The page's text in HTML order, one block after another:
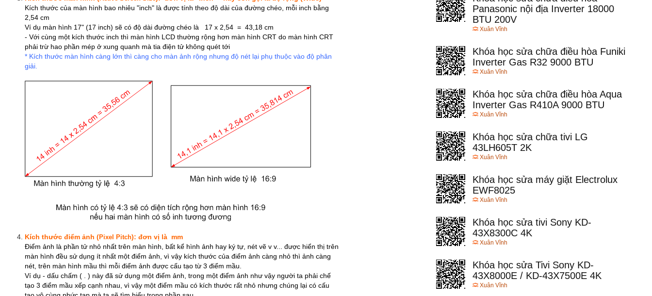
Kích thước của màn hình bao nhiêu "inch" là được tính theo độ dài của đường chéo, mỗi inch bằng
2,54 cm
Ví dụ màn hình 17" (17 inch) sẽ có độ dài đường chéo là 17 x 2,54 = 43,18 cm
- Với cùng một kích thước inch thì màn hình LCD thường rộng hơn màn hình CRT do màn hình CRT
phải trừ hao phần mép ở xung quanh mà tia điện tử không quét tới
* Kích thước màn hình càng lớn thì càng cho màn ảnh rộng nhưng độ nét lại phụ thuộc vào độ phân
giải.
Kích thước điểm ảnh (Pixel Pitch): đơn vị là mm
Điểm ảnh là phần tử nhỏ nhất trên màn hình, bất kể hình ảnh hay ký tự, nét vẽ v v... được hiển thị trên
màn hình đều sử dụng ít nhất một điểm ảnh, vì vậy kích thước của điểm ảnh càng nhỏ thì ảnh càng
nét, trên màn hình mầu thì mỗi điểm ảnh được cấu tạo từ 3 điểm mầu.
Ví dụ - dấu chấm ( . ) này đã sử dụng một điểm ảnh, trong một điểm ảnh như vậy người ta phải chế
tạo 3 điểm mầu xếp cạnh nhau, vì vậy một điểm mầu có kích thước rất nhỏ nhưng chúng lại có cấu
Panasonic nội địa Inverter 18000
BTU 200V
Xuân Vĩnh
Khóa học sửa chữa điều hòa Funiki
Inverter Gas R32 9000 BTU
Xuân Vĩnh
Khóa học sửa chữa điều hòa Aqua
Inverter Gas R410A 9000 BTU
Xuân Vĩnh
Khóa học sửa chữa tivi LG
43LH605T 2K
Xuân Vĩnh
Khóa học sửa máy giặt Electrolux
EWF8025
Xuân Vĩnh
Khóa học sửa tivi Sony KD-
43X8300C 4K
Xuân Vĩnh
Khóa học sửa Tivi Sony KD-
43X8000E / KD-43X7500E 4K
Xuân Vĩnh